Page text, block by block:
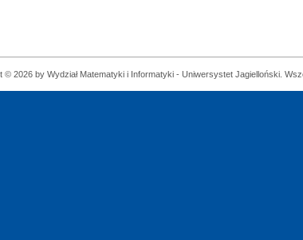
© 2026 by Wydział Matematyki i Informatyki - Uniwersystet Jagielloński.